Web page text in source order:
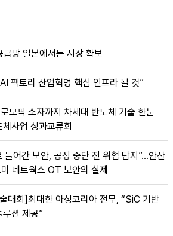
망 일본에서는 시장 확보
팩토리 산업혁명 핵심 인프라 될 것”
모픽 소자까지 차세대 반도체 기술 한눈
사업 성과교류회
들어간 보안, 공정 중단 전 위협 탐지”…안산
네트웍스 OT 보안의 실제
대회]최대한 아성코리아 전무, “SiC 기반
션 제공”